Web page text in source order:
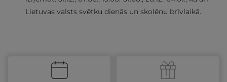
Lietuvas valsts svētku dienās un skolēnu brīvlaikā.